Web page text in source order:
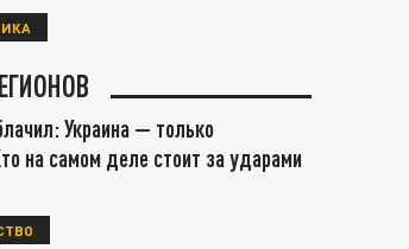
Украина — только
на самом деле стоит за ударами